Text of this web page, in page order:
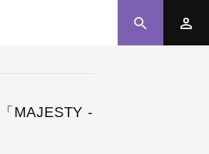
MAJESTY -